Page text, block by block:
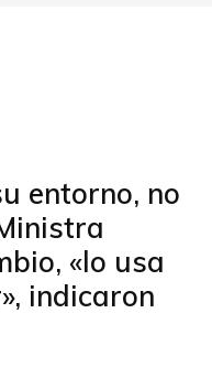
entorno, no
«lo usa
indicaron